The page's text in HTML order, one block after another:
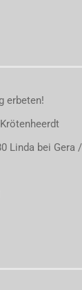
erbeten!
Linda bei Gera